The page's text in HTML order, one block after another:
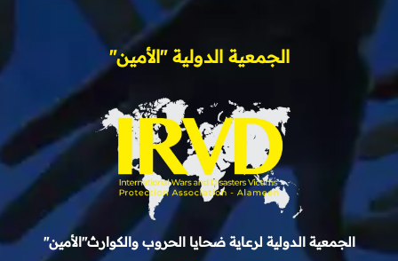
الجمعية الدولية "الأمين"
الجمعية الدولية لرعاية ضحايا الحروب والكوارث"الأمين"